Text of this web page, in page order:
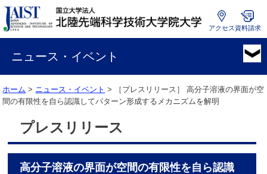
国
学
法
人
先
端
アクセス 資料請求
ニュース・イベント
ホーム > ニュース・イベント > ［プレスリリース］高分子溶液の界面が空
間の有限性を自ら認識してパターン形成するメカニズムを解明
プレスリリース
高分子溶液の界面が空間の有限性を自ら認識